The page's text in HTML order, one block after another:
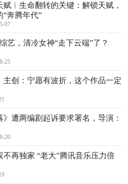
赋︱生命翻转的关键：解锁天赋，
“奔腾年代”
07
艺，清冷女神“走下云端”了？
25
主创：宁愿有波折，这个作品一定
》遭两编剧起诉要求署名，导演：
20
不再独家 “老大”腾讯音乐压力倍